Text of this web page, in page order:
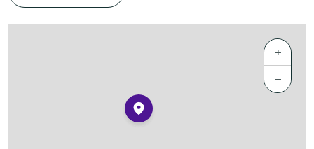
+
−